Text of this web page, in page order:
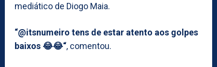
mediático de Diogo Maia.
“@itsnumeiro tens de estar atento aos golpes
baixos 😂😂“, comentou.